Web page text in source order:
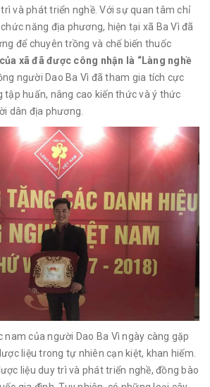
và phát triển nghề. Với sự quan tâm chỉ
năng địa phương, hiện tại xã Ba Vì đã
để chuyên trồng và chế biến thuốc
xã đã được công nhận là “Làng nghề
người Dao Ba Vì đã tham gia tích cực
tập huấn, nâng cao kiến thức và ý thức
dân địa phương.
nam của người Dao Ba Vì ngày càng gặp
liệu trong tự nhiên cạn kiệt, khan hiếm.
liệu duy trì và phát triển nghề, đồng bào